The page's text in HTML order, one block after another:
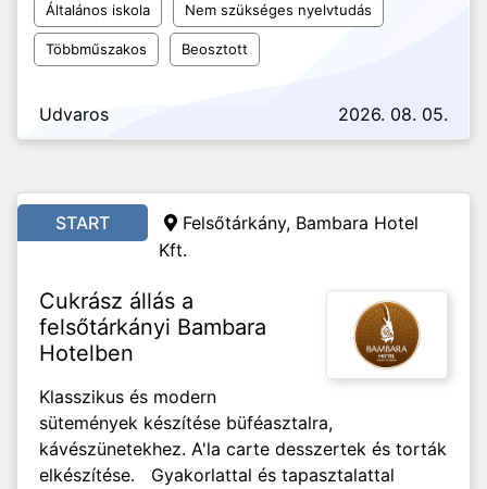
Általános iskola Nem szükséges nyelvtudás
Többműszakos Beosztott
Udvaros 2026. 08. 05.
START
Felsőtárkány, Bambara Hotel
Kft.
Cukrász állás a
felsőtárkányi Bambara
Hotelben
Klasszikus és modern
sütemények készítése büféasztalra,
kávészünetekhez. A'la carte desszertek és torták
elkészítése. Gyakorlattal és tapasztalattal